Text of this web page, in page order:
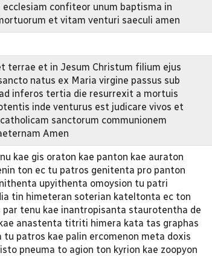
confiteor unum baptisma in
et vitam venturi saeculi amen
terrae et in Jesum Christum filium ejus
natus ex Maria virgine passus sub
inferos tertia die resurrexit a mortuis
inde venturus est judicare vivos et
sanctorum communionem
Amen
kae gis oraton kae panton kae auraton
ton ec tu patros genitenta pro panton
upyithenta omoysion tu patri
tin himeteran soterian kateltonta ec ton
tenu kae inantropisanta staurotentha de
anastenta titriti himera kata tas graphas
patros kae palin ercomenon meta doxis
pneuma to agion ton kyrion kae zoopyon